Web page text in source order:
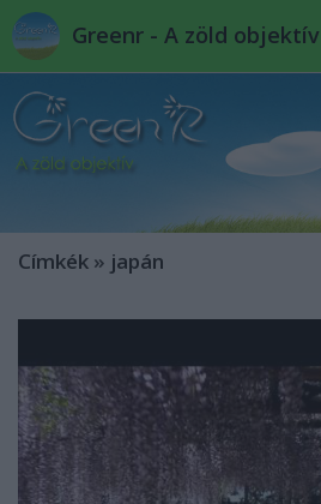
Greenr - A zöld objektív
Címkék » japán